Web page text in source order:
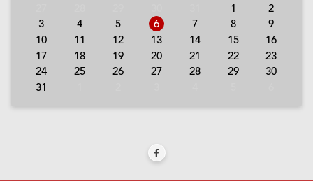
1
2
3
4 5 6 7 8
9
10
11 12 13 14 15
16
17
18 19 20 21 22
23
24
25 26 27 28 29
30
31